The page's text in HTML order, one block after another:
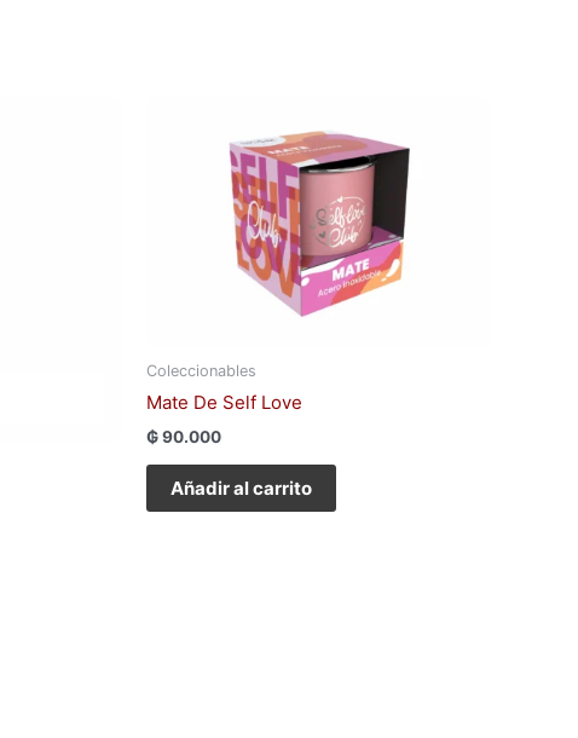
Coleccionables
Mate De Self Love
₲90.000
Añadir al carrito